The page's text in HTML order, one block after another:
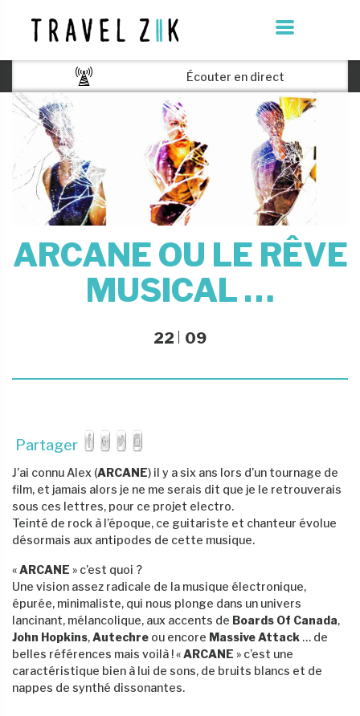
Écouter en direct
ARCANE OU LE RÊVE
MUSICAL …
22 09
Partager
J’ai connu Alex (ARCANE) il y a six ans lors d’un tournage de
film, et jamais alors je ne me serais dit que je le retrouverais
sous ces lettres, pour ce projet electro.
Teinté de rock à l’époque, ce guitariste et chanteur évolue
désormais aux antipodes de cette musique.
«ARCANE » c’est quoi ?
Une vision assez radicale de la musique électronique,
épurée, minimaliste, qui nous plonge dans un univers
lancinant, mélancolique, aux accents de Boards Of Canada,
John Hopkins,Autechre ou encore Massive Attack … de
belles références mais voilà ! «ARCANE » c’est une
caractéristique bien à lui de sons, de bruits blancs et de
nappes de synthé dissonantes.